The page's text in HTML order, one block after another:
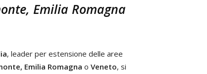
Emilia Romagna
, leader per estensione delle aree
Emilia Romagna o Veneto, si